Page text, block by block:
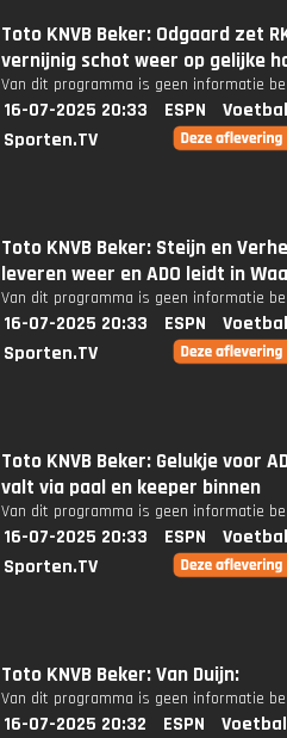
Toto KNVB Beker: Odgaard zet
vernijnig schot weer op gelijke
Van dit programma is geen informatie
16-07-2025 20:33 ESPN
Sporten.TV
Toto KNVB Beker: Steijn en
leveren weer en ADO leidt in
Van dit programma is geen informatie
16-07-2025 20:33 ESPN
Sporten.TV
Toto KNVB Beker: Gelukje voor
valt via paal en keeper binnen
Van dit programma is geen informatie
16-07-2025 20:33 ESPN
Sporten.TV
Toto KNVB Beker: Van Duijn:
Van dit programma is geen informatie
16-07-2025 20:32 ESPN